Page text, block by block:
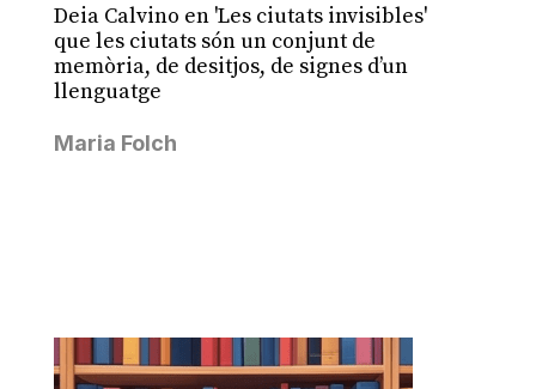
Deia Calvino en 'Les ciutats invisibles'
que les ciutats són un conjunt de
memòria, de desitjos, de signes d’un
llenguatge
Maria Folch